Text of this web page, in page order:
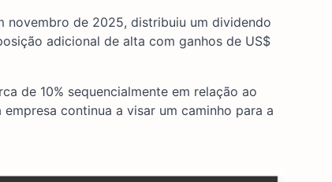
novembro de 2025, distribuiu um dividendo
adicional de alta com ganhos de US$
de 10% sequencialmente em relação ao
continua a visar um caminho para a